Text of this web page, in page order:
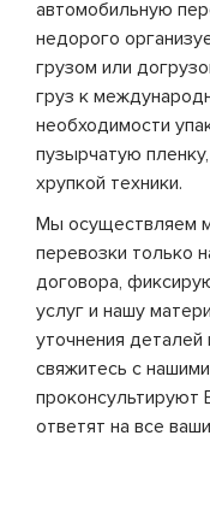
автомобильную
недорого
грузом или
груз к
необходимости
пузырчатую
хрупкой техники.
Мы осуществляем
перевозки только
договора,
услуг и нашу
уточнения деталей
свяжитесь с
проконсультируют
ответят на все